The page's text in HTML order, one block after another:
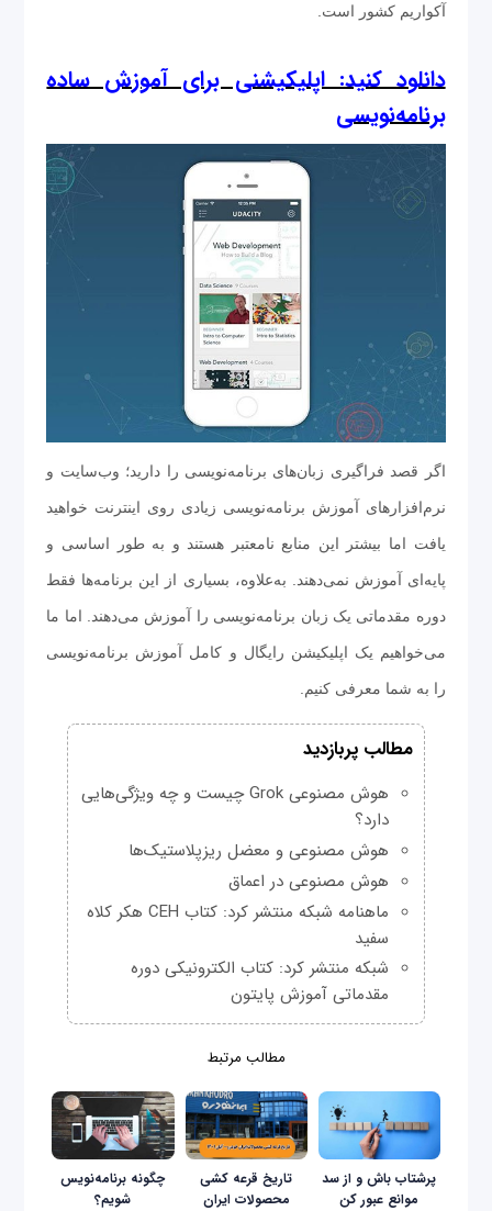
آکواریم کشور است.
دانلود کنید: اپلیکیشنی برای آموزش ساده
برنامه‌نویسی
اگر قصد فراگیری زبان‌های برنامه‌نویسی را دارید؛ وب‌سایت و
نرم‌افزارهای آموزش برنامه‌نویسی زیادی روی اینترنت خواهید
یافت اما بیشتر این منابع نامعتبر هستند و به طور اساسی و
پایه‌ای آموزش نمی‌دهند. به‌علاوه، بسیاری از این برنامه‌ها فقط
دوره مقدماتی یک زبان برنامه‌نویسی را آموزش می‌دهند. اما ما
می‌خواهیم یک اپلیکیشن رایگال و کامل آموزش برنامه‌نویسی
را به شما معرفی کنیم.
مطالب پربازدید
هوش مصنوعی Grok چیست و چه ویژگی‌هایی
دارد؟
هوش مصنوعی و معضل ریزپلاستیک‌ها
هوش مصنوعی در اعماق
ماهنامه شبکه منتشر کرد: کتاب CEH هکر کلاه
سفید
شبکه منتشر کرد: کتاب الکترونیکی دوره
مقدماتی آموزش پایتون
مطالب مرتبط
پرشتاب باش و از سد
موانع عبور کن
تاریخ قرعه کشی
محصولات ایران
چگونه برنامه‌نویس
شویم؟